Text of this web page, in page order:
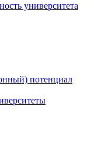
университета
потенциал